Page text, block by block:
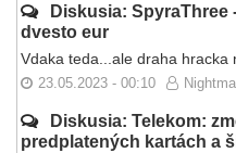
Diskusia: SpyraThree
dvesto eur
Vdaka teda...ale draha hracka
23.05.2023 - 00:10
Diskusia: Telekom:
predplatených kartách a